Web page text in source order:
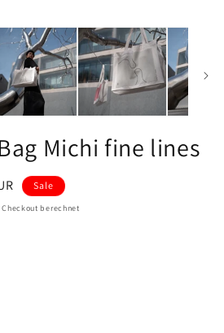
Michi fine lines
Sale
berechnet